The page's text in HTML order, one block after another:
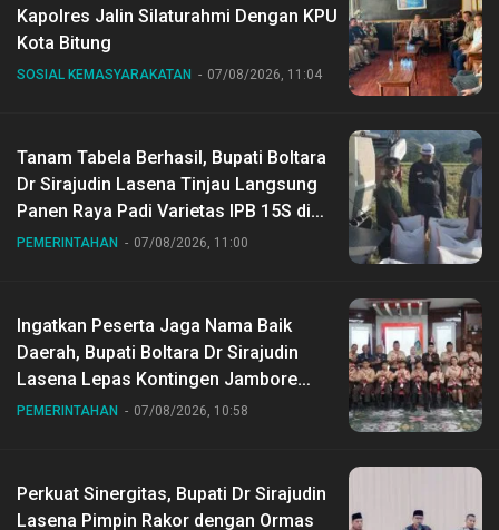
Kapolres Jalin Silaturahmi Dengan KPU
Kota Bitung
SOSIAL KEMASYARAKATAN 07/08/2026, 11:04
Tanam Tabela Berhasil, Bupati Boltara
Dr Sirajudin Lasena Tinjau Langsung
Panen Raya Padi Varietas IPB 15S di
Desa Gihang
PEMERINTAHAN 07/08/2026, 11:00
Ingatkan Peserta Jaga Nama Baik
Daerah, Bupati Boltara Dr Sirajudin
Lasena Lepas Kontingen Jambore
Nasional ke XII di Buperta Cibubur
PEMERINTAHAN 07/08/2026, 10:58
Perkuat Sinergitas, Bupati Dr Sirajudin
Lasena Pimpin Rakor dengan Ormas